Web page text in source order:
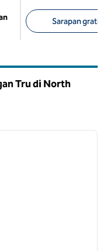
Sarapan gratis
Tru di North